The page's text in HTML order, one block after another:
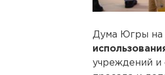
Дума Югры на
учреждений и